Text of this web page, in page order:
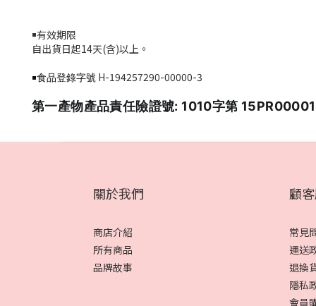
￭有效期限
自出貨日起14天(含)以上。
￭食品登錄字號 H-194257290-00000-3
第一產物產品責任險證號: 1010字第
關於我們
商店介紹
所有商品
品牌故事
顧
常見
運送
退換
隱私
會員